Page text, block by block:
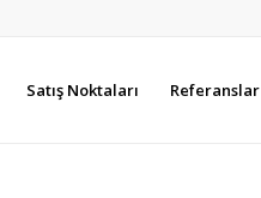
Satış Noktaları Referanslar